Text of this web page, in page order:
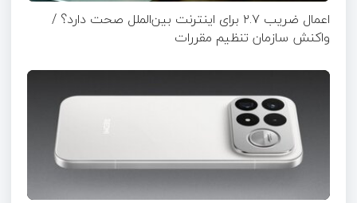
اعمال ضریب ۲.۷ برای اینترنت بین‌الملل صحت دارد؟ /
واکنش سازمان تنظیم مقررات